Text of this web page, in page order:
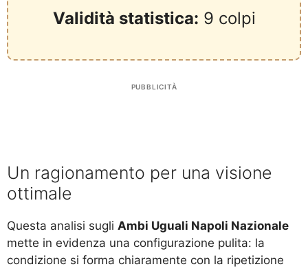
Validità statistica: 9 colpi
PUBBLICITÀ
Un ragionamento per una visione
ottimale
Questa analisi sugli Ambi Uguali Napoli Nazionale
mette in evidenza una configurazione pulita: la
condizione si forma chiaramente con la ripetizione